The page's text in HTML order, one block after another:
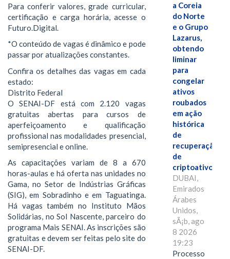
Para conferir valores, grade curricular,
certificação e carga horária, acesse o
Futuro.Digital.
*O conteúdo de vagas é dinâmico e pode
passar por atualizações constantes.
Confira os detalhes das vagas em cada
estado:
Distrito Federal
O SENAI-DF está com 2.120 vagas
gratuitas abertas para cursos de
aperfeiçoamento e qualificação
profissional nas modalidades presencial,
semipresencial e online.
As capacitações variam de 8 a 670
horas-aulas e há oferta nas unidades no
Gama, no Setor de Indústrias Gráficas
(SIG), em Sobradinho e em Taguatinga.
Há vagas também no Instituto Mãos
Solidárias, no Sol Nascente, parceiro do
programa Mais SENAI. As inscrições são
gratuitas e devem ser feitas pelo site do
SENAI-DF.
a Coreia
do Norte
e o Grupo
Lazarus,
obtendo
liminar
para
congelar
ativos
roubados
em ação
histórica
de
recuperação
de
criptoativos
DUBAI,
Emirados
Árabes
Unidos,
sÃ¡b, ago
8 2026
19:23
Processo